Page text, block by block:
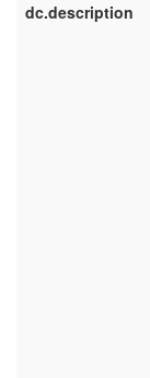
dc.description